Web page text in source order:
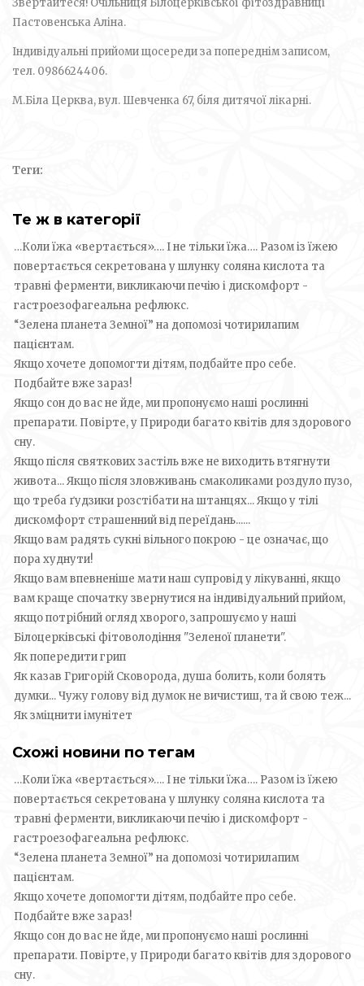
Пастовенська Аліна.
Індивідуальні прийоми щосереди за попереднім записом,
тел. 0986624406.
М.Біла Церква, вул. Шевченка 67, біля дитячої лікарні.
Теги:
Те ж в категорії
…Коли їжа «вертається»…. І не тільки їжа…. Разом із їжею
повертається секретована у шлунку соляна кислота та
травні ферменти, викликаючи печію і дискомфорт -
гастроезофагеальна рефлюкс.
“Зелена планета Земної” на допомозі чотирилапим
пацієнтам.
Якщо хочете допомогти дітям, подбайте про себе.
Подбайте вже зараз!
Якщо сон до вас не йде, ми пропонуємо наші рослинні
препарати. Повірте, у Природи багато квітів для здорового
сну.
Якщо після святкових застіль вже не виходить втягнути
живота... Якщо після зловживань смаколиками роздуло пузо,
що треба ґудзики розстібати на штанцях... Якщо у тілі
дискомфорт страшенний від переїдань......
Якщо вам радять сукні вільного покрою - це означає, що
пора худнути!
Якщо вам впевненіше мати наш супровід у лікуванні, якщо
вам краще спочатку звернутися на індивідуальний прийом,
якщо потрібний огляд хворого, запрошуємо у наші
Білоцерківські фітоволодіння "Зеленої планети".
Як попередити грип
Як казав Григорій Сковорода, душа болить, коли болять
думки... Чужу голову від думок не вичистиш, та й свою теж...
Як зміцнити імунітет
Схожі новини по тегам
…Коли їжа «вертається»…. І не тільки їжа…. Разом із їжею
повертається секретована у шлунку соляна кислота та
травні ферменти, викликаючи печію і дискомфорт -
гастроезофагеальна рефлюкс.
“Зелена планета Земної” на допомозі чотирилапим
пацієнтам.
Якщо хочете допомогти дітям, подбайте про себе.
Подбайте вже зараз!
Якщо сон до вас не йде, ми пропонуємо наші рослинні
препарати. Повірте, у Природи багато квітів для здорового
сну.